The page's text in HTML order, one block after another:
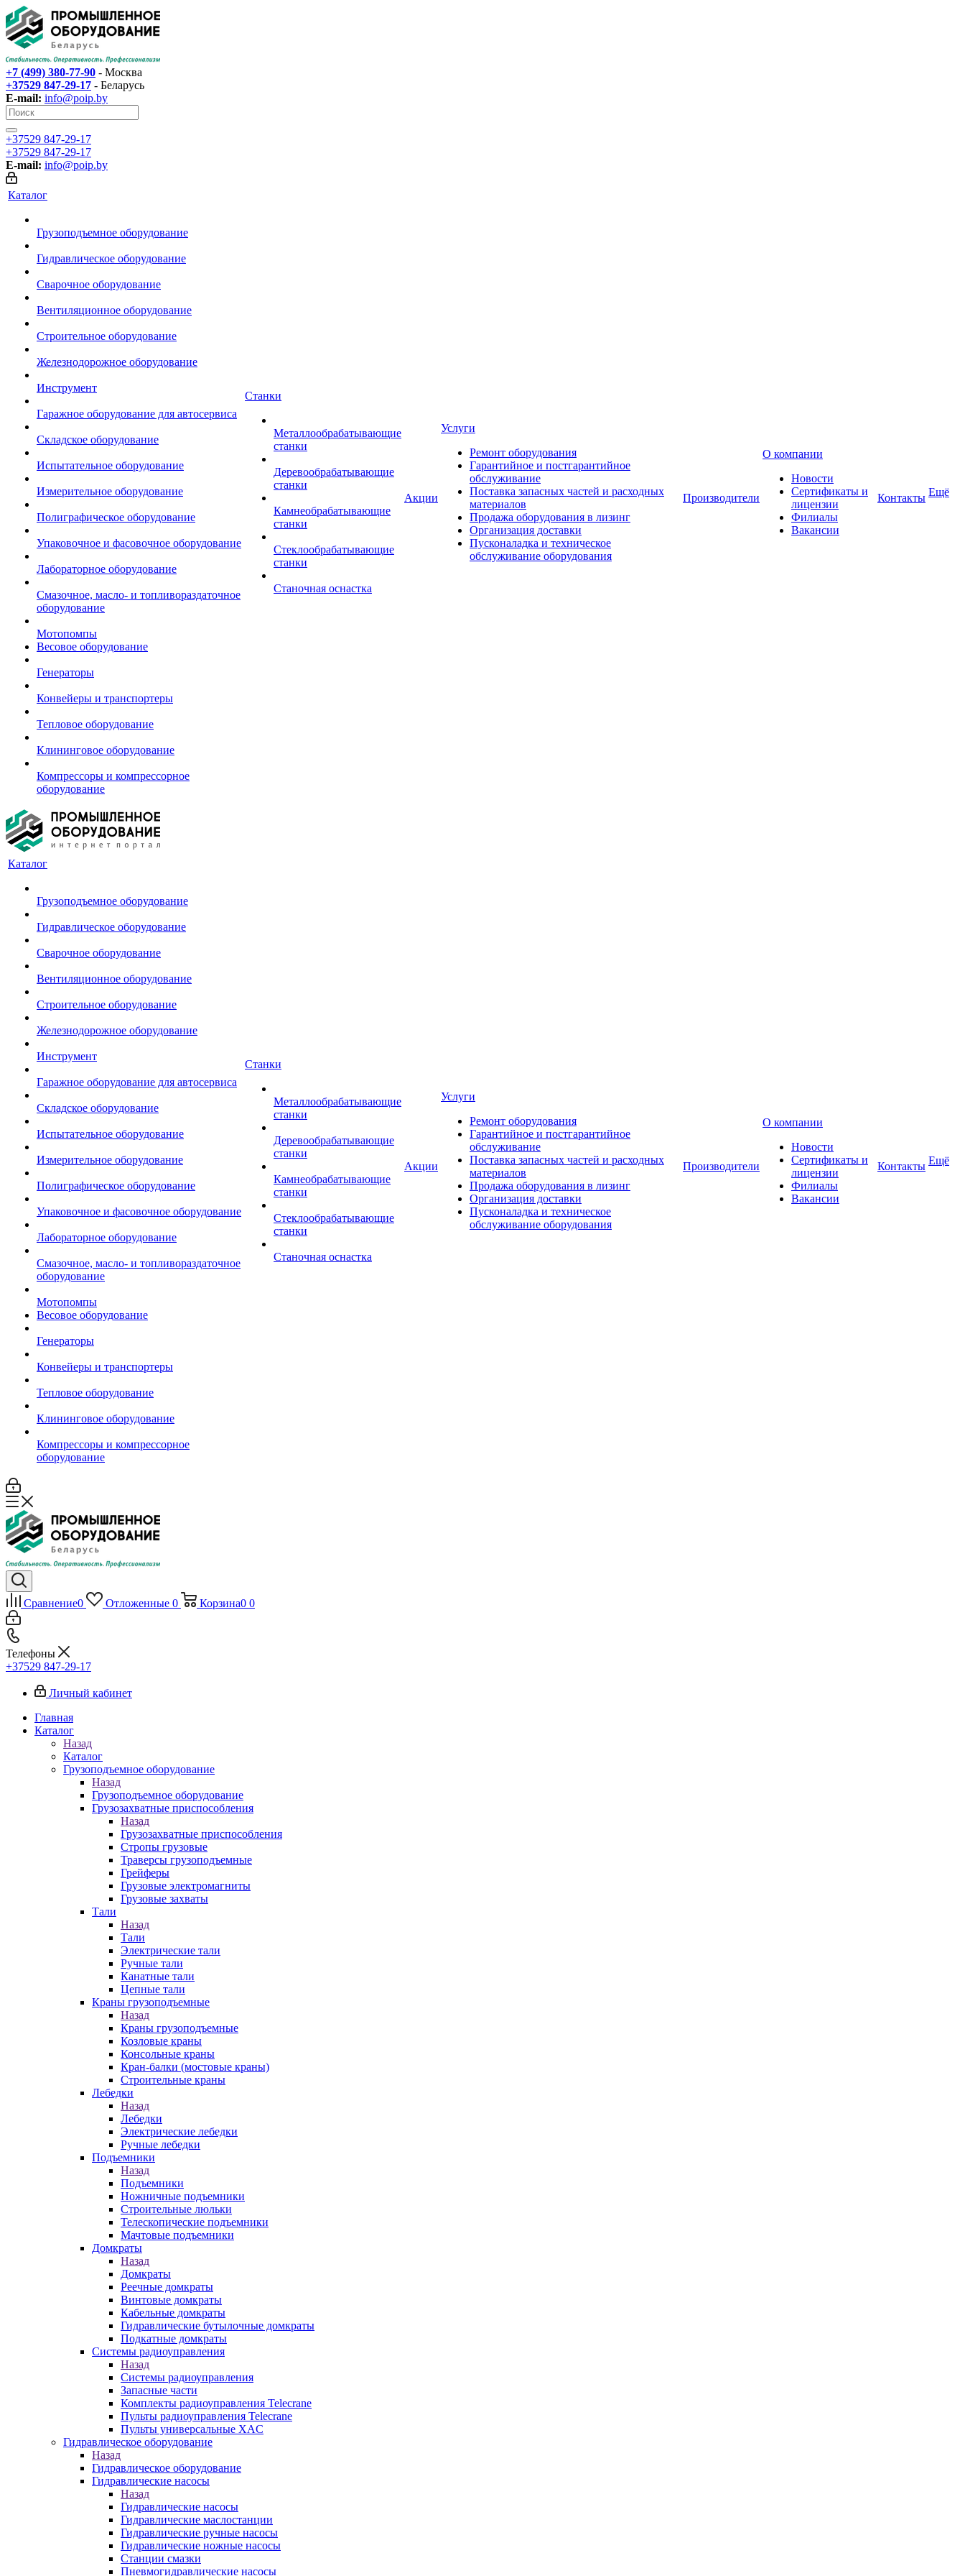
+7 (499) 380-77-90 - Москва
+37529 847-29-17‬ - Беларусь
E-mail: info@poip.by
+37529 847-29-17‬
+37529 847-29-17‬
E-mail: info@poip.by
Каталог
Грузоподъемное оборудование
Гидравлическое оборудование
Сварочное оборудование
Вентиляционное оборудование
Строительное оборудование
Железнодорожное оборудование
Инструмент
Гаражное оборудование для автосервиса
Складское оборудование
Испытательное оборудование
Измерительное оборудование
Полиграфическое оборудование
Упаковочное и фасовочное оборудование
Лабораторное оборудование
Смазочное, масло- и топливораздаточное
оборудование
Мотопомпы
Весовое оборудование
Генераторы
Конвейеры и транспортеры
Тепловое оборудование
Клининговое оборудование
Компрессоры и компрессорное
оборудование
Станки
Металлообрабатывающие
станки
Деревообрабатывающие
станки
Камнеобрабатывающие
станки
Стеклообрабатывающие
станки
Станочная оснастка
Акции
Услуги
Ремонт оборудования
Гарантийное и постгарантийное
обслуживание
Поставка запасных частей и расходных
материалов
Продажа оборудования в лизинг
Организация доставки
Пусконаладка и техническое
обслуживание оборудования
Производители
О компании
Новости
Сертификаты и
лицензии
Филиалы
Вакансии
Контакты Ещё
Каталог
Грузоподъемное оборудование
Гидравлическое оборудование
Сварочное оборудование
Вентиляционное оборудование
Строительное оборудование
Железнодорожное оборудование
Инструмент
Гаражное оборудование для автосервиса
Складское оборудование
Испытательное оборудование
Измерительное оборудование
Полиграфическое оборудование
Упаковочное и фасовочное оборудование
Лабораторное оборудование
Смазочное, масло- и топливораздаточное
оборудование
Мотопомпы
Весовое оборудование
Генераторы
Конвейеры и транспортеры
Тепловое оборудование
Клининговое оборудование
Компрессоры и компрессорное
оборудование
Станки
Металлообрабатывающие
станки
Деревообрабатывающие
станки
Камнеобрабатывающие
станки
Стеклообрабатывающие
станки
Станочная оснастка
Акции
Услуги
Ремонт оборудования
Гарантийное и постгарантийное
обслуживание
Поставка запасных частей и расходных
материалов
Продажа оборудования в лизинг
Организация доставки
Пусконаладка и техническое
обслуживание оборудования
Производители
О компании
Новости
Сертификаты и
лицензии
Филиалы
Вакансии
Контакты Ещё
Сравнение0 Отложенные 0 Корзина0 0
Телефоны
+37529 847-29-17‬
Личный кабинет
Главная
Каталог
Назад
Каталог
Грузоподъемное оборудование
Назад
Грузоподъемное оборудование
Грузозахватные приспособления
Назад
Грузозахватные приспособления
Стропы грузовые
Траверсы грузоподъемные
Грейферы
Грузовые электромагниты
Грузовые захваты
Тали
Назад
Тали
Электрические тали
Ручные тали
Канатные тали
Цепные тали
Краны грузоподъемные
Назад
Краны грузоподъемные
Козловые краны
Консольные краны
Кран-балки (мостовые краны)
Строительные краны
Лебедки
Назад
Лебедки
Электрические лебедки
Ручные лебедки
Подъемники
Назад
Подъемники
Ножничные подъемники
Строительные люльки
Телескопические подъемники
Мачтовые подъемники
Домкраты
Назад
Домкраты
Реечные домкраты
Винтовые домкраты
Кабельные домкраты
Гидравлические бутылочные домкраты
Подкатные домкраты
Системы радиоуправления
Назад
Системы радиоуправления
Запасные части
Комплекты радиоуправления Telecrane
Пульты радиоуправления Telecrane
Пульты универсальные XAC
Гидравлическое оборудование
Назад
Гидравлическое оборудование
Гидравлические насосы
Назад
Гидравлические насосы
Гидравлические маслостанции
Гидравлические ручные насосы
Гидравлические ножные насосы
Станции смазки
Пневмогидравлические насосы